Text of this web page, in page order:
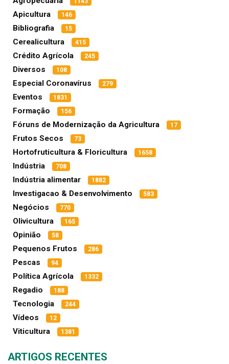
Apicultura 146
Bibliografia 15
Cerealicultura 415
Crédito Agrícola 245
Diversos 108
Especial Coronavírus 279
Eventos 1831
Formação 156
Fóruns de Modernização da Agricultura 17
Frutos Secos 73
Hortofruticultura & Floricultura 1658
Indústria 708
Indústria alimentar 1882
Investigacao & Desenvolvimento 583
Negócios 770
Olivicultura 165
Opinião 58
Pequenos Frutos 286
Pescas 94
Política Agrícola 1332
Regadio 188
Tecnologia 244
Vídeos 12
Viticultura 1381
ARTIGOS RECENTES